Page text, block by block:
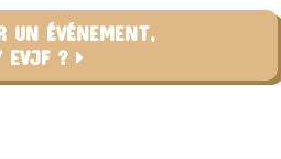
UN ÉVÉNEMENT,
/ EVJF ?